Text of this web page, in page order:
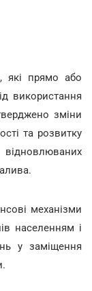
які прямо або
використання
зміни
та розвитку
механізми
населенням і
у заміщення